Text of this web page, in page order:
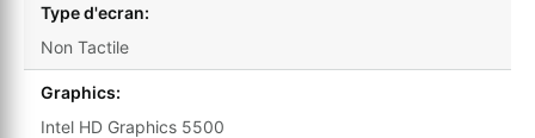
Type d'ecran:
Non Tactile
Graphics:
Intel HD Graphics 5500